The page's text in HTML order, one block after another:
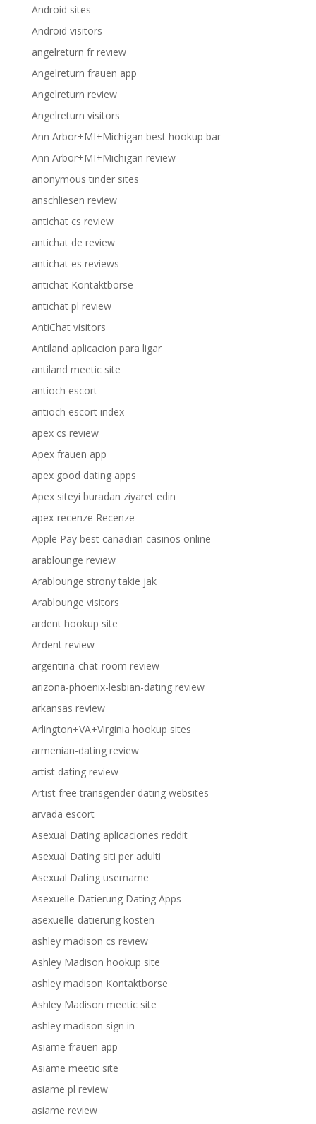
Android sites
Android visitors
angelreturn fr review
Angelreturn frauen app
Angelreturn review
Angelreturn visitors
Ann Arbor+MI+Michigan best hookup bar
Ann Arbor+MI+Michigan review
anonymous tinder sites
anschliesen review
antichat cs review
antichat de review
antichat es reviews
antichat Kontaktborse
antichat pl review
AntiChat visitors
Antiland aplicacion para ligar
antiland meetic site
antioch escort
antioch escort index
apex cs review
Apex frauen app
apex good dating apps
Apex siteyi buradan ziyaret edin
apex-recenze Recenze
Apple Pay best canadian casinos online
arablounge review
Arablounge strony takie jak
Arablounge visitors
ardent hookup site
Ardent review
argentina-chat-room review
arizona-phoenix-lesbian-dating review
arkansas review
Arlington+VA+Virginia hookup sites
armenian-dating review
artist dating review
Artist free transgender dating websites
arvada escort
Asexual Dating aplicaciones reddit
Asexual Dating siti per adulti
Asexual Dating username
Asexuelle Datierung Dating Apps
asexuelle-datierung kosten
ashley madison cs review
Ashley Madison hookup site
ashley madison Kontaktborse
Ashley Madison meetic site
ashley madison sign in
Asiame frauen app
Asiame meetic site
asiame pl review
asiame review